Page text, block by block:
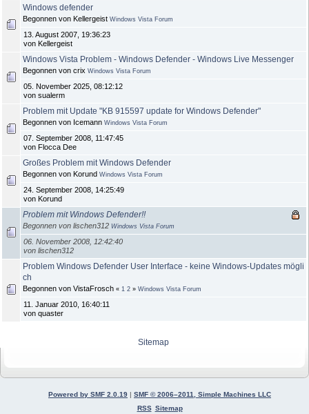
Windows defender
Begonnen von Kellergeist Windows Vista Forum
13. August 2007, 19:36:23
von Kellergeist
Windows Vista Problem - Windows Defender - Windows Live Messenger
Begonnen von crix Windows Vista Forum
05. November 2025, 08:12:12
von sualerm
Problem mit Update "KB 915597 update for Windows Defender"
Begonnen von Icemann Windows Vista Forum
07. September 2008, 11:47:45
von Flocca Dee
Großes Problem mit Windows Defender
Begonnen von Korund Windows Vista Forum
24. September 2008, 14:25:49
von Korund
Problem mit Windows Defender!!
Begonnen von lischen312 Windows Vista Forum
06. November 2008, 12:42:40
von lischen312
Problem Windows Defender User Interface - keine Windows-Updates mögli
ch
Begonnen von VistaFrosch « 1 2 » Windows Vista Forum
11. Januar 2010, 16:40:11
von quaster
Sitemap
Powered by SMF 2.0.19 | SMF © 2006–2011, Simple Machines LLC
RSS Sitemap